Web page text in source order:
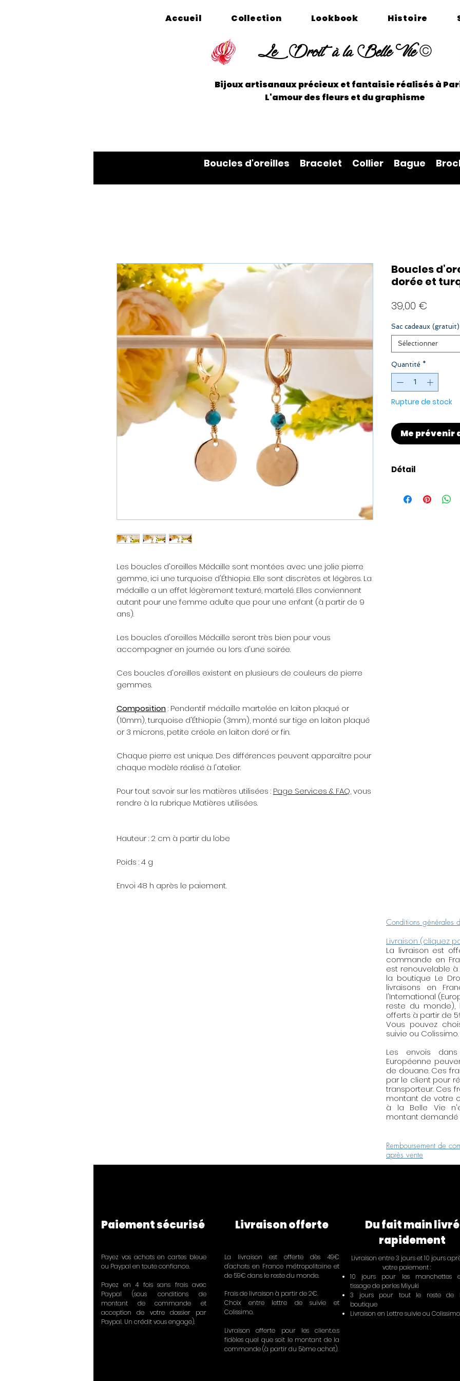
Accueil Collection Lookbook Histoire
Le Droit à la Belle Vie ©
Bijoux artisanaux précieux et fantaisie réalisés à
L'amour des fleurs et du graphisme
Boucles d'oreilles Bracelet Collier Bague
Les boucles d'oreilles Médaille sont montées avec une jolie pierre
gemme, ici une turquoise d'Éthiopie. Elle sont discrètes et légères. La
médaille a un effet légèrement texturé, martelé. Elles conviennent
autant pour une femme adulte que pour une enfant (à partir de 9
ans).
Les boucles d'oreilles Médaille seront très bien pour vous
accompagner en journée ou lors d'une soirée.
Ces boucles d'oreilles existent en plusieurs de couleurs de pierre
gemmes.
Composition: Pendentif médaille martelée en laiton plaqué or
(10mm), turquoise d'Éthiopie (3mm), monté sur tige en laiton plaqué
or 3 microns, petite créole en laiton doré or fin.
Chaque pierre est unique. Des différences peuvent apparaître pour
chaque modèle réalisé à l'atelier.
Pour tout savoir sur les matières utilisées : Page Services & FAQ, vous
rendre à la rubrique Matières utilisées.
Hauteur : 2 cm à partir du lobe
Poids : 4 g
Envoi 48 h après le paiement.
Boucles
dorée et
39,00 €
Sac cadeaux (gratuit)
Sélectionner
Quantité *
Rupture de stock
Me prévenir
Détail
livré dans une
Une lingette de
or vous est
d'oxydation qui
frottez tout
votre bijou avec
peut également
rayures.
Conditions générales
Livraison (cliquez
La livraison est
commande en
est renouvelable
la boutique Le
livraisons en
l'International
reste du monde),
offerts à partir de
Vous pouvez
suivie ou Colissimo.
Les envois
Européenne
de douane. Ces
par le client pour
transporteur. Ces
montant de votre
à la Belle Vie
montant demandé
Remboursement de
après vente
Paiement sécurisé
Payez vos achats en cartes bleue
ou Paypal en toute confiance.
Payez en 4 fois sans frais avec
Paypal (sous conditions de
montant de commande et
acception de votre dossier par
Paypal. Un crédit vous engage).
Livraison offerte
La livraison est offerte dès 49€
d'achats en France métropolitaine et
de 59€ dans le reste du monde.
Frais de livraison à partir de 2€.
Choix entre lettre de suivie et
Colissimo.
Livraison offerte pour les client.e.s
fidèles quel que soit le montant de la
commande (à partir du 5ème achat).
Du fait main livré
rapidement
Livraison entre 3 jours et 10 jours
votre paiement :
10 jours pour les manchettes
tissage de perles Miyuki
3 jours pour tout le reste de
boutique
Livraison en Lettre suivie ou